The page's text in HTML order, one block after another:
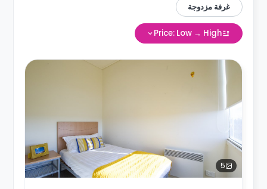
غرفة مزدوجة
Price: Low → High
5